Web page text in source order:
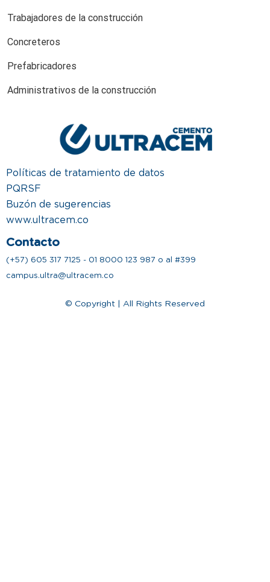
Trabajadores de la construcción
Concreteros
Prefabricadores
Administrativos de la construcción
Políticas de tratamiento de datos
PQRSF
Buzón de sugerencias
www.ultracem.co
Contacto
(+57) 605 317 7125 - 01 8000 123 987 o al #399
campus.ultra@ultracem.co
© Copyright | All Rights Reserved